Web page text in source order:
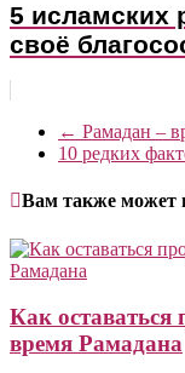
5 исламских
своё
← Рамадан –
10 редких
Вам также может
Как
время Рамадана